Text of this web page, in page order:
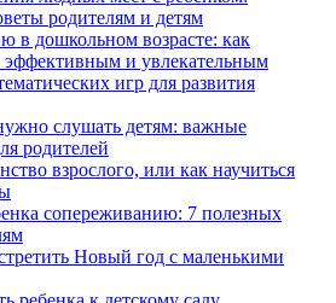
родителям и детям
в дошкольном возрасте: как
эффективным и увлекательным
игр для развития
слушать детям: важные
родителей
взрослого, или как научиться
сопереживанию: 7 полезных
Новый год с маленькими